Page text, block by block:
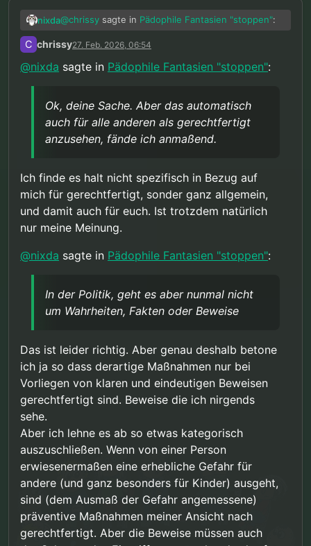
nixda@chrissy sagte in Pädophile Fantasien "stoppen":
eine entsprechende extreme Gefahr für
auch präventiv gerechtfertigt.”
ich anmaßend.
@chrissysagte inPädophile Fantasien "stoppen"
“Dieser Nachweis einer zumindest hohen
vorhanden und nach allem was wir wissen
auch nicht erbringbar, da alle aktuell
vorliegenden Daten das Gegenteil sagen.
Daher ist diese ganze Diskussion rein
hypothetisch.”
In der Politik, geht es aber nunmal nicht um
Wahrheiten, Fakten oder Beweise, sondern allein
um knallharte Interessen und da man dafür auch
gerne mal diskriminierte Randgruppen, (von denen
kaum wirksame Gegenwehr zu erwarten ist) über
die Klinge springen läßt, kann so eine
hypothetische Diskussion, auch mehr oder weniger
schnell von der Realität eingeholt werden.
C chrissy27. Feb. 2026, 06:54
@nixda sagte in Pädophile Fantasien "stoppen":
Ok, deine Sache. Aber das automatisch
auch für alle anderen als gerechtfertigt
anzusehen, fände ich anmaßend.
Ich finde es halt nicht spezifisch in Bezug auf
mich für gerechtfertigt, sonder ganz allgemein,
und damit auch für euch. Ist trotzdem natürlich
nur meine Meinung.
@nixda sagte in Pädophile Fantasien "stoppen":
In der Politik, geht es aber nunmal nicht
um Wahrheiten, Fakten oder Beweise
Das ist leider richtig. Aber genau deshalb betone
ich ja so dass derartige Maßnahmen nur bei
Vorliegen von klaren und eindeutigen Beweisen
gerechtfertigt sind. Beweise die ich nirgends
sehe.
Aber ich lehne es ab so etwas kategorisch
auszuschließen. Wenn von einer Person
erwiesenermaßen eine erhebliche Gefahr für
andere (und ganz besonders für Kinder) ausgeht,
sind (dem Ausmaß der Gefahr angemessene)
präventive Maßnahmen meiner Ansicht nach
gerechtfertigt. Aber die Beweise müssen auch